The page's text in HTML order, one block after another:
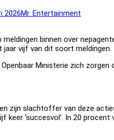
2026Mr. Entertainment
meldingen binnen over
vijf van dit soort
Ministerie zich
zijn slachtoffer van deze
keer ‘succesvol’. In 20